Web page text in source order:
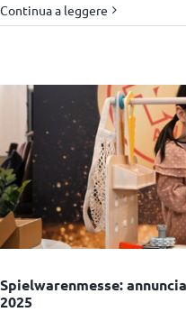
Continua a leggere
Spielwarenmesse:
2025